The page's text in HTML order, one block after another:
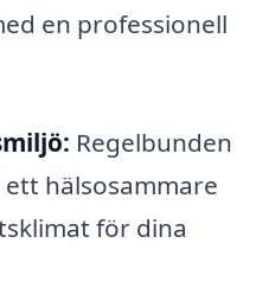
en professionell
Regelbunden
hälsosammare
för dina